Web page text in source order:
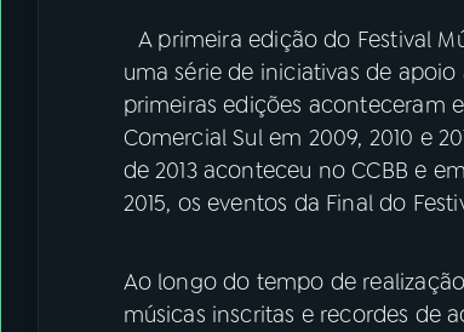
A primeira edição do Festival
uma série de iniciativas de
primeiras edições aconteceram
Comercial Sul em 2009, 2010 e
de 2013 aconteceu no CCBB e
2015, os eventos da Final do
Ao longo do tempo de
músicas inscritas e recordes de